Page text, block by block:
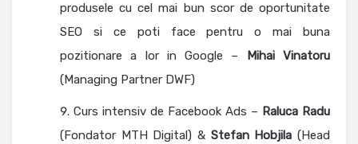
produsele cu cel mai bun scor de oportunitate
SEO si ce poti face pentru o mai buna
pozitionare a lor in Google – Mihai Vinatoru
(Managing Partner DWF)
Curs intensiv de Facebook Ads – Raluca Radu
(Fondator MTH Digital) & Stefan Hobjila (Head